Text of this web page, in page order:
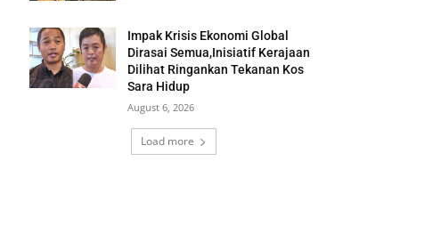
Impak Krisis Ekonomi Global
Dirasai Semua,Inisiatif Kerajaan
Dilihat Ringankan Tekanan Kos
Sara Hidup
August 6, 2026
Load more